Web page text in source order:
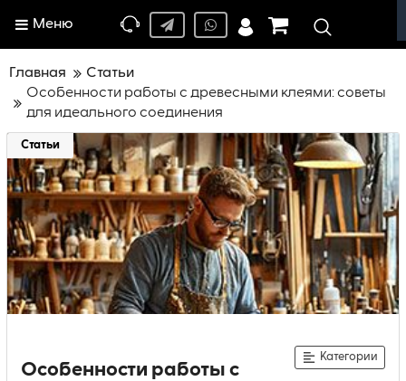
Меню
Главная
Статьи
Особенности работы с древесными клеями: советы
для идеального соединения
Статьи
Особенности работы с
Категории